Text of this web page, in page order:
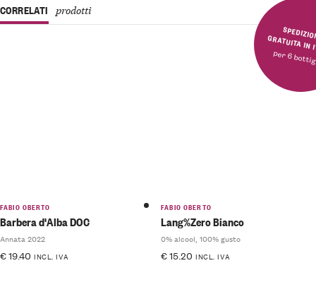
SPEDIZIONE
per 6
CORRELATI prodotti
FABIO OBERTO
Barbera d'Alba DOC
Annata 2022
€19.40 INCL. IVA
FABIO OBERTO
Lang%Zero Bianco
0% alcool, 100% gusto
€15.20 INCL. IVA